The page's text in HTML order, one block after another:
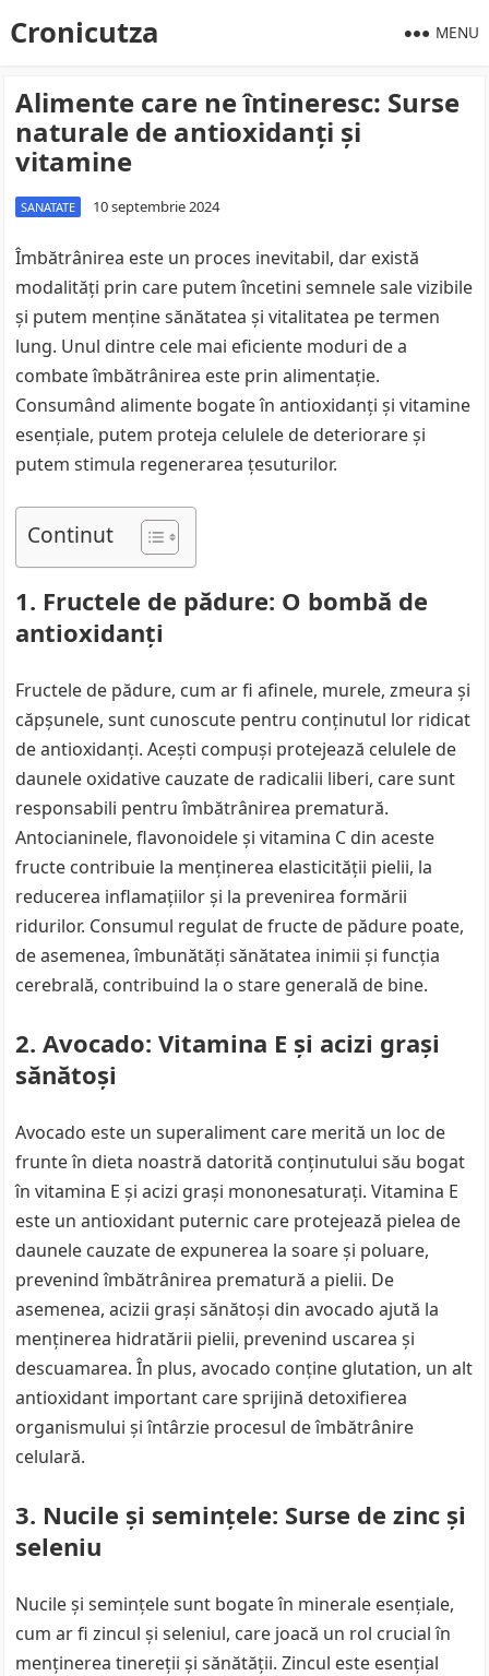
Cronicutza MENU
Alimente care ne întineresc: Surse
naturale de antioxidanți și
vitamine
SANATATE 10 septembrie 2024
Îmbătrânirea este un proces inevitabil, dar există
modalități prin care putem încetini semnele sale vizibile
și putem menține sănătatea și vitalitatea pe termen
lung. Unul dintre cele mai eficiente moduri de a
combate îmbătrânirea este prin alimentație.
Consumând alimente bogate în antioxidanți și vitamine
esențiale, putem proteja celulele de deteriorare și
putem stimula regenerarea țesuturilor.
Continut
1. Fructele de pădure: O bombă de
antioxidanți
Fructele de pădure, cum ar fi afinele, murele, zmeura și
căpșunele, sunt cunoscute pentru conținutul lor ridicat
de antioxidanți. Acești compuși protejează celulele de
daunele oxidative cauzate de radicalii liberi, care sunt
responsabili pentru îmbătrânirea prematură.
Antocianinele, flavonoidele și vitamina C din aceste
fructe contribuie la menținerea elasticității pielii, la
reducerea inflamațiilor și la prevenirea formării
ridurilor. Consumul regulat de fructe de pădure poate,
de asemenea, îmbunătăți sănătatea inimii și funcția
cerebrală, contribuind la o stare generală de bine.
2. Avocado: Vitamina E și acizi grași
sănătoși
Avocado este un superaliment care merită un loc de
frunte în dieta noastră datorită conținutului său bogat
în vitamina E și acizi grași mononesaturați. Vitamina E
este un antioxidant puternic care protejează pielea de
daunele cauzate de expunerea la soare și poluare,
prevenind îmbătrânirea prematură a pielii. De
asemenea, acizii grași sănătoși din avocado ajută la
menținerea hidratării pielii, prevenind uscarea și
descuamarea. În plus, avocado conține glutation, un alt
antioxidant important care sprijină detoxifierea
organismului și întârzie procesul de îmbătrânire
celulară.
3. Nucile și semințele: Surse de zinc și
seleniu
Nucile și semințele sunt bogate în minerale esențiale,
cum ar fi zincul și seleniul, care joacă un rol crucial în
menținerea tinereții și sănătății. Zincul este esențial